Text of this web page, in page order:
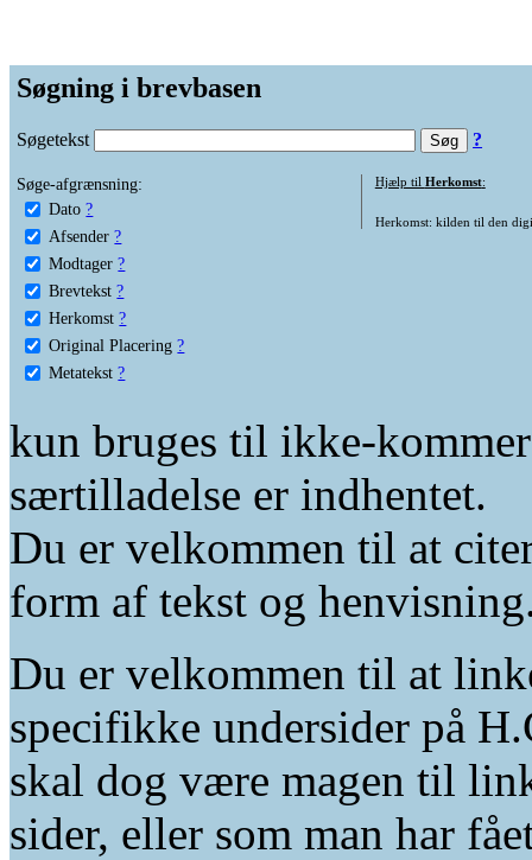
Søgning i brevbasen
Søgetekst ?
Søge-afgrænsning:
Dato ?
Afsender ?
Modtager ?
Brevtekst ?
Herkomst ?
Original Placering ?
Metatekst ?
Hjælp til Herkomst:
Herkomst: kilden til den
kun bruges til ikke-
særtilladelse er indhentet.
Du er velkommen til at
form af tekst og
Du er velkommen til at
specifikke undersider på
skal dog være magen til
sider, eller som man har